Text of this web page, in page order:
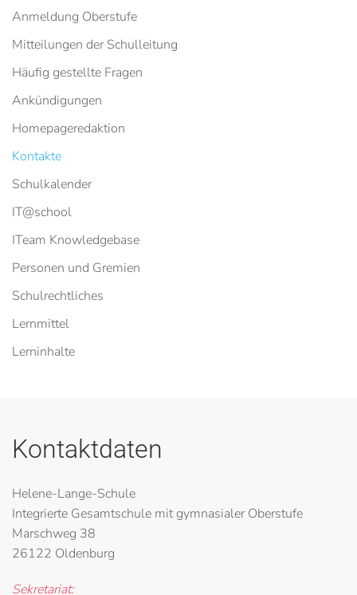
Anmeldung Oberstufe
Mitteilungen der Schulleitung
Häufig gestellte Fragen
Ankündigungen
Homepageredaktion
Kontakte
Schulkalender
IT@school
ITeam Knowledgebase
Personen und Gremien
Schulrechtliches
Lernmittel
Lerninhalte
Kontaktdaten
Helene-Lange-Schule
Integrierte Gesamtschule mit gymnasialer Oberstufe
Marschweg 38
26122 Oldenburg
Sekretariat: